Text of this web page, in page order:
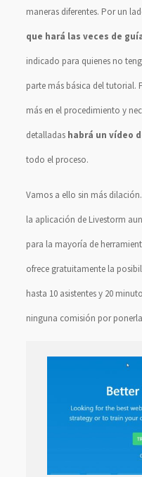
maneras diferentes. Por un
que hará las veces de
indicado para quienes no
parte más básica del tutorial.
más en el procedimiento y
detalladas habrá un vídeo
todo el proceso.
Vamos a ello sin más
la aplicación de Livestorm
para la mayoría de
ofrece gratuitamente la
hasta 10 asistentes y 20
ninguna comisión por